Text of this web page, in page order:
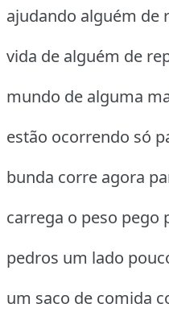
ajudando alguém de
vida de alguém de
mundo de alguma
estão ocorrendo só
bunda corre agora
carrega o peso pego
pedros um lado
um saco de comida